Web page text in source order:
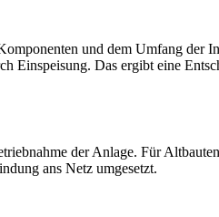
und dem Umfang der
Einspeisung. Das ergibt eine
der Anlage. Für
ans Netz umgesetzt.